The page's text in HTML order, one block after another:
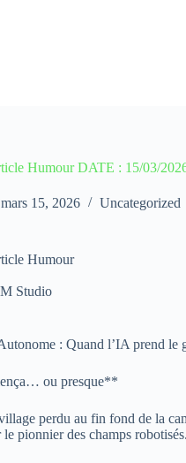
Humour DATE : 15/03/
mars 15, 2026 Uncategorized
Humour
Studio
: Quand l’IA prend le
ou presque**
perdu au fin fond de la
pionnier des champs robotisés.